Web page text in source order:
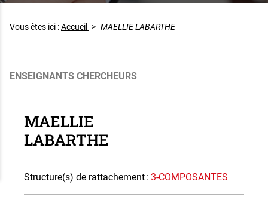
Vous êtes ici :Accueil > MAELLIE LABARTHE
ENSEIGNANTS CHERCHEURS
MAELLIE
LABARTHE
Structure(s) de rattachement: 3-COMPOSANTES